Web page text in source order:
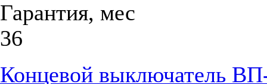
Гарантия, мес
36
Концевой выключатель